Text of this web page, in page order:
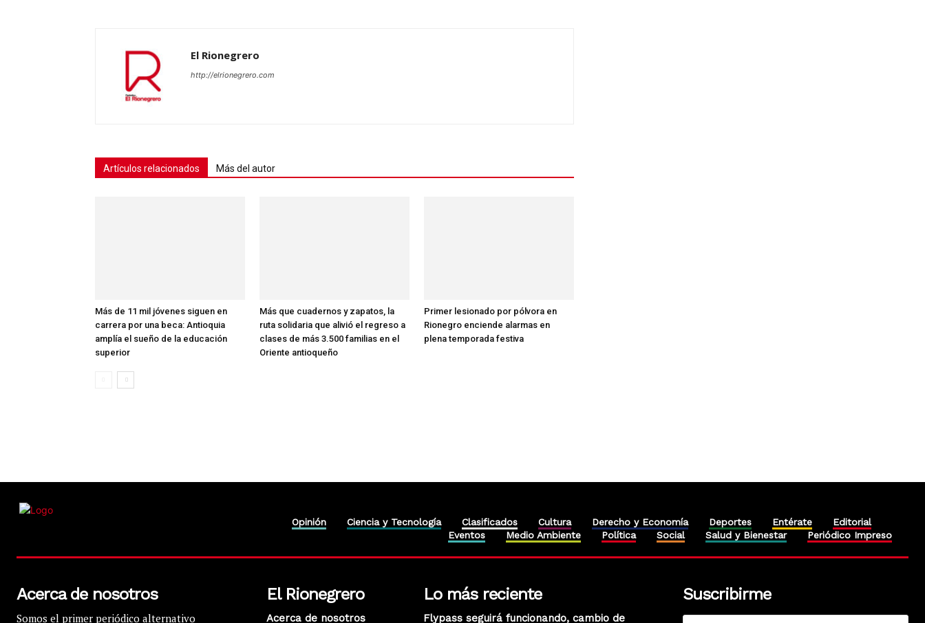
El Rionegrero
http://elrionegrero.com
Artículos relacionados Más del autor
Más de 11 mil jóvenes siguen en
carrera por una beca: Antioquia
amplía el sueño de la educación
superior
Más que cuadernos y zapatos, la
ruta solidaria que alivió el regreso a
clases de más 3.500 familias en el
Oriente antioqueño
Primer lesionado por pólvora en
Rionegro enciende alarmas en
plena temporada festiva
Opinión Ciencia y Tecnología Clasificados Cultura Derecho y Economía Deportes Entérate
Editorial
Eventos
Medio Ambiente Política Social Salud y Bienestar Periódico Impreso
Acerca de nosotros
Somos el primer periódico alternativo
El Rionegrero
Acerca de nosotros
Lo más reciente
Flypass seguirá funcionando, cambio de
Suscribirme